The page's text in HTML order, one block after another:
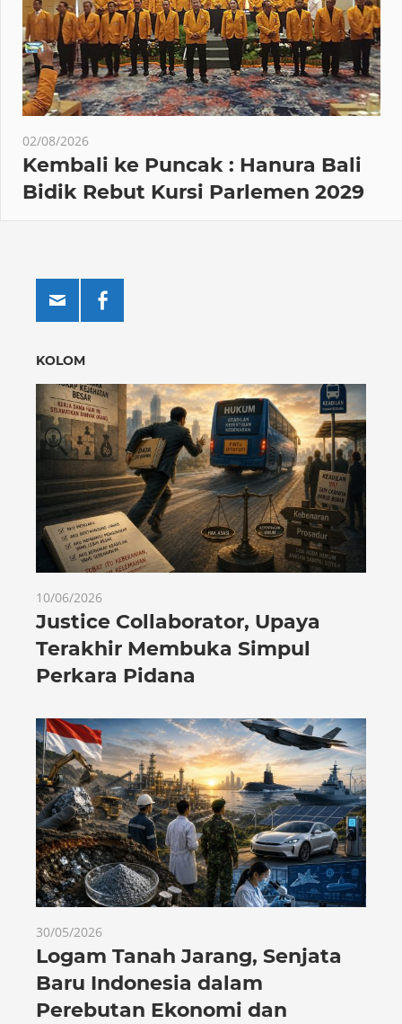
02/08/2026
Kembali ke Puncak : Hanura Bali
Bidik Rebut Kursi Parlemen 2029
KOLOM
10/06/2026
Justice Collaborator, Upaya
Terakhir Membuka Simpul
Perkara Pidana
30/05/2026
Logam Tanah Jarang, Senjata
Baru Indonesia dalam
Perebutan Ekonomi dan